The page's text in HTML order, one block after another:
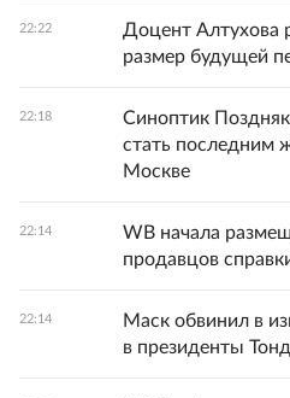
22:22
Доцент Алтухова
размер будущей
22:18
Синоптик
стать последним
Москве
22:14
WB начала
продавцов
22:14
Маск обвинил в
в президенты